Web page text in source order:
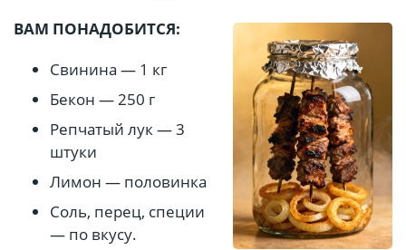
ВАМ ПОНАДОБИТСЯ:
Свинина — 1 кг
Бекон — 250 г
Репчатый лук — 3
штуки
Лимон — половинка
Соль, перец, специи
— по вкусу.